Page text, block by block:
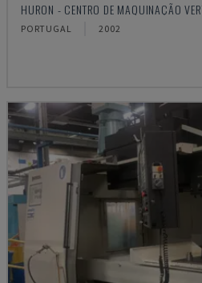
HURON - CENTRO DE MAQUINAÇÃO
PORTUGAL 2002